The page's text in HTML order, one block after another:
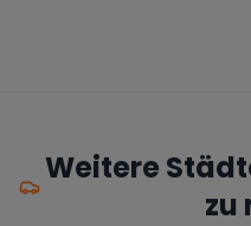
Weitere
zu